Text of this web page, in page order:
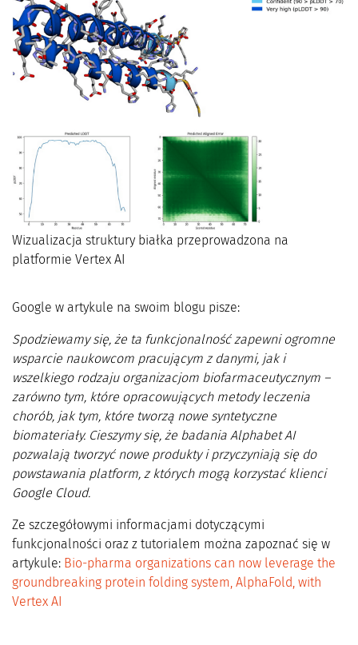
Wizualizacja struktury białka przeprowadzona na
platformie Vertex AI
Google w artykule na swoim blogu pisze:
Spodziewamy się, że ta funkcjonalność zapewni ogromne
wsparcie naukowcom pracującym z danymi, jak i
wszelkiego rodzaju organizacjom biofarmaceutycznym –
zarówno tym, które opracowujących metody leczenia
chorób, jak tym, które tworzą nowe syntetyczne
biomateriały. Cieszymy się, że badania Alphabet AI
pozwalają tworzyć nowe produkty i przyczyniają się do
powstawania platform, z których mogą korzystać klienci
Google Cloud.
Ze szczegółowymi informacjami dotyczącymi
funkcjonalności oraz z tutorialem można zapoznać się w
artykule: Bio-pharma organizations can now leverage the
groundbreaking protein folding system, AlphaFold, with
Vertex AI